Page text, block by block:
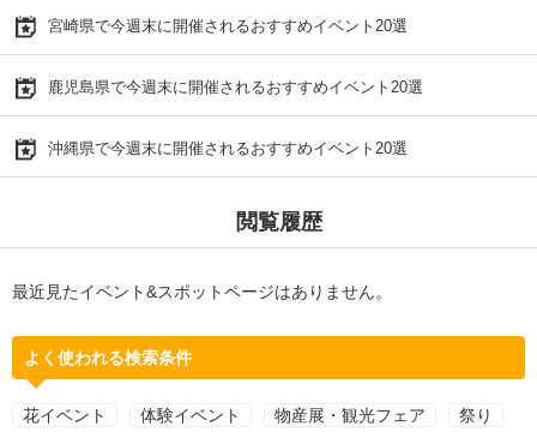
宮崎県で今週末に開催されるおすすめイベント20選
鹿児島県で今週末に開催されるおすすめイベント20選
沖縄県で今週末に開催されるおすすめイベント20選
閲覧履歴
最近見たイベント&スポットページはありません。
よく使われる検索条件
花イベント 体験イベント 物産展・観光フェア 祭り